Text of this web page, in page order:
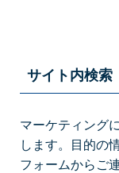
サイト内検索
マーケティング
します。目的の
フォームからご